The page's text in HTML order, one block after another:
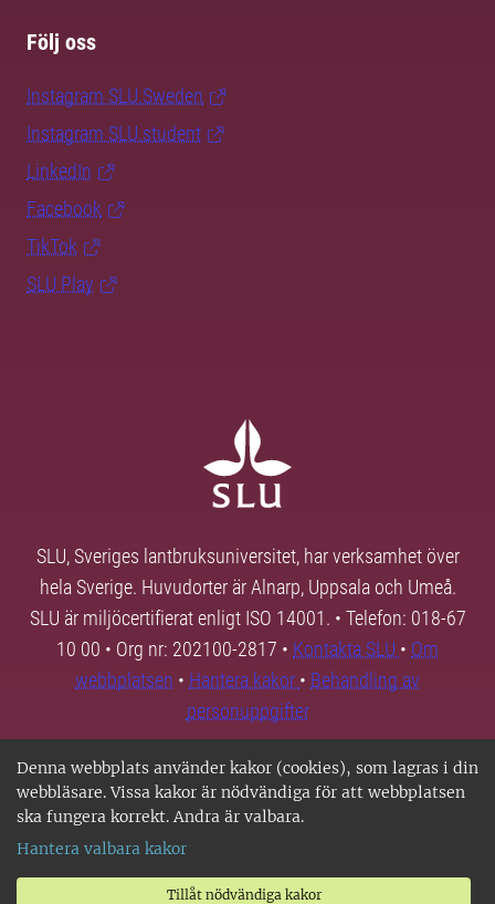
Denna webbplats använder kakor (cookies), som lagras i din
webbläsare. Vissa kakor är nödvändiga för att webbplatsen
ska fungera korrekt. Andra är valbara.
Hantera valbara kakor
Tillåt nödvändiga kakor
Följ oss
Instagram SLU.Sweden
Instagram SLU.student
LinkedIn
Facebook
TikTok
SLU Play
SLU, Sveriges lantbruksuniversitet, har verksamhet över
hela Sverige. Huvudorter är Alnarp, Uppsala och Umeå.
SLU är miljöcertifierat enligt ISO 14001. • Telefon: 018-67
10 00 • Org nr: 202100-2817 • Kontakta SLU • Om
webbplatsen • Hantera kakor • Behandling av
personuppgifter